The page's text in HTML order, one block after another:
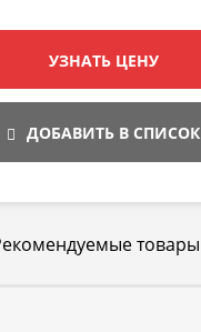
УЗНАТЬ ЦЕНУ
ДОБАВИТЬ В СПИСОК
товары